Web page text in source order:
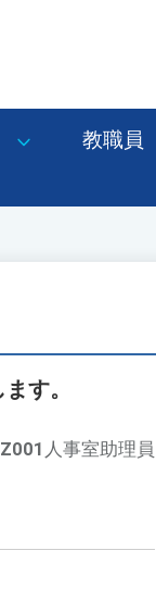
教職員
す。
人事室助理員